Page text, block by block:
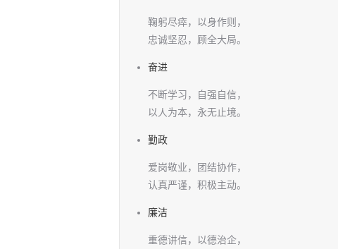
鞠躬尽瘁，以身作则，
忠诚坚忍，顾全大局。
奋进
不断学习，自强自信，
以人为本，永无止境。
勤政
爱岗敬业，团结协作，
认真严谨，积极主动。
廉洁
重德讲信，以德治企，